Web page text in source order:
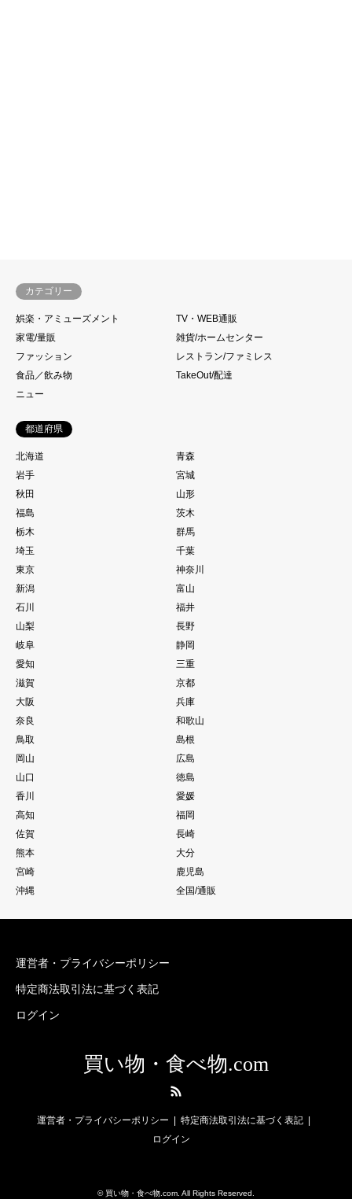
カテゴリー
娯楽・アミューズメント
TV・WEB通販
家電/量販
雑貨/ホームセンター
ファッション
レストラン/ファミレス
食品／飲み物
TakeOut/配達
ニュー
都道府県
北海道
青森
岩手
宮城
秋田
山形
福島
茨木
栃木
群馬
埼玉
千葉
東京
神奈川
新潟
富山
石川
福井
山梨
長野
岐阜
静岡
愛知
三重
滋賀
京都
大阪
兵庫
奈良
和歌山
鳥取
島根
岡山
広島
山口
徳島
香川
愛媛
高知
福岡
佐賀
長崎
熊本
大分
宮崎
鹿児島
沖縄
全国/通販
運営者・プライバシーポリシー
特定商法取引法に基づく表記
ログイン
買い物・食べ物.com
運営者・プライバシーポリシー
特定商法取引法に基づく表記
ログイン
© 買い物・食べ物.com . All Rights Reserved.